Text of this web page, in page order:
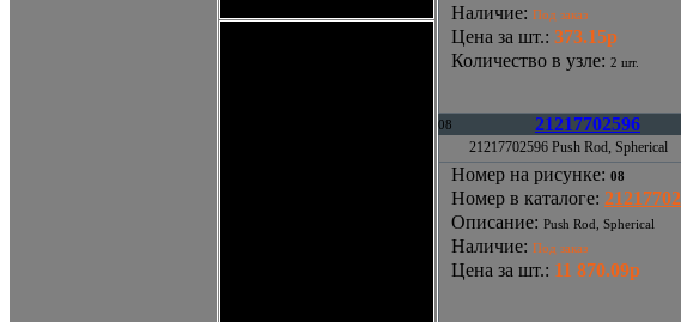
Наличие: Под заказ
Цена за шт.: 373.15р
Количество в узле: 2 шт.
08 21217702596
21217702596 Push Rod, Spherical
Номер на рисунке: 08
Номер в каталоге:
Описание: Push Rod, Spherical
Наличие: Под заказ
Цена за шт.: 11 870.09р